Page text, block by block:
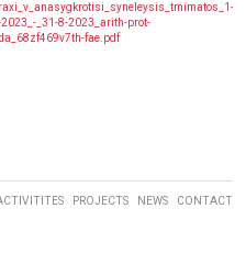
_31-8-2023_arith-prot-
fae.pdf
PROJECTS NEWS CONTACT